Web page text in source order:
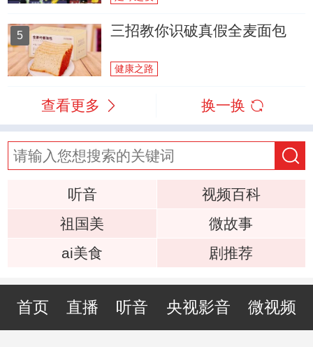
5 三招教你识破真假全麦面包
健康之路
查看更多 换一换
听音
视频百科
祖国美
微故事
ai美食
剧推荐
首页 直播 听音 央视影音 微视频